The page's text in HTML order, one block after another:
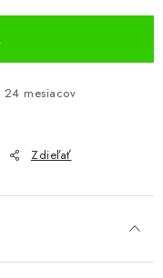
24 mesiacov
Zdieľať